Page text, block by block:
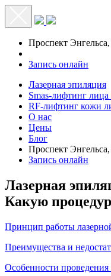
Проспект
Запись онлайн
Лазерная эпиляция
Smas-лифтинг лица
RF-лифтинг кожи
О нас
Цены
Блог
Проспект
Запись онлайн
Лазерная
Какую
Принцип работы
Преимущества и
Особенности проведения